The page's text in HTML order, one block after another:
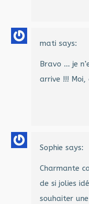
mati says:
Bravo … je
arrive !!! Moi,
Sophie says:
Charmante
de si jolies
souhaiter